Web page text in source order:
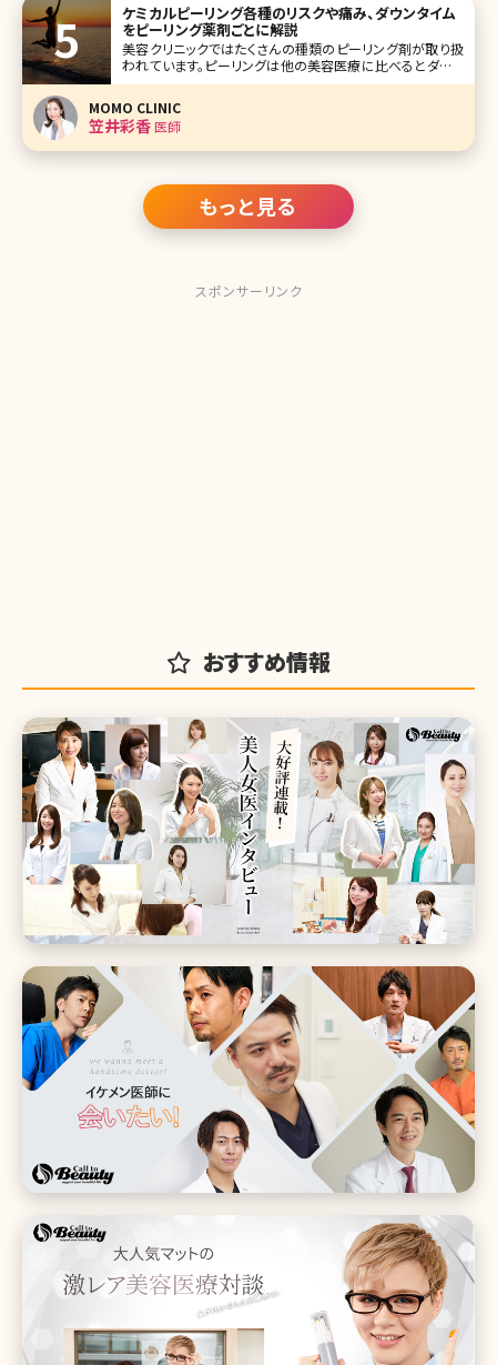
ケミカルピーリング各種のリスクや痛み、ダウンタイム
をピーリング薬剤ごとに解説
美容クリニックではたくさんの種類のピーリング剤が取り扱
われています。ピーリングは他の美容医療に比べるとダウン
タイムや痛みが少ないことから初めての施術でも手を伸ばし
かと思います。 ひとえにピーリングといってもシミでお悩み
の方、ニキビでお悩み
MOMO CLINIC
笠井彩香医師
もっと見る
スポンサーリンク
おすすめ情報